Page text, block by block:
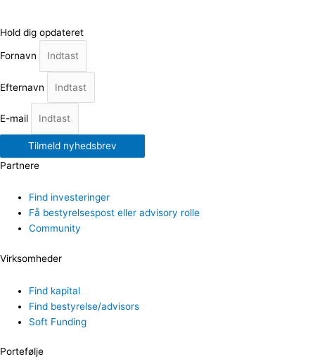
Hold dig opdateret
Fornavn
Efternavn
E-mail
Tilmeld nyhedsbrev
Partnere
Find investeringer
Få bestyrelsespost eller advisory rolle
Community
Virksomheder
Find kapital
Find bestyrelse/advisors
Soft Funding
Portefølje